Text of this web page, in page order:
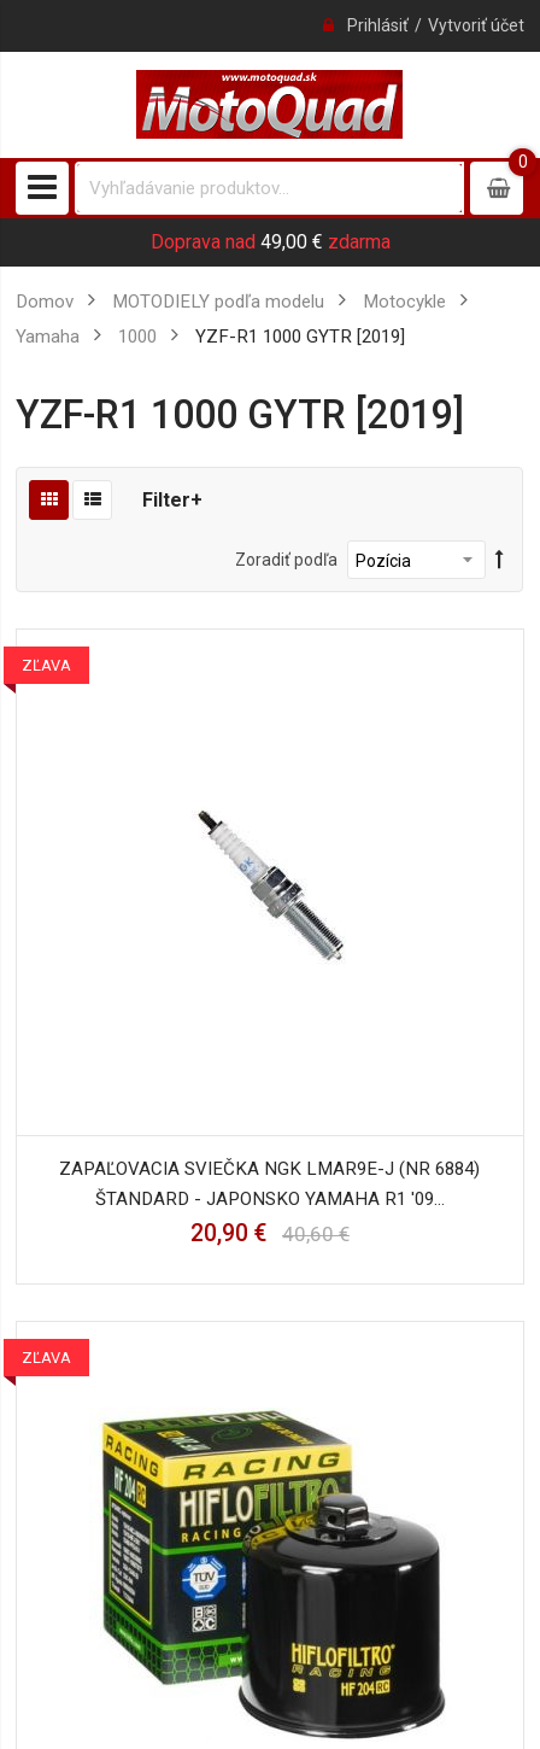
Prihlásiť Vytvoriť účet
0
0item
Doprava nad 49,00 € zdarma
Domov MOTODIELY podľa modelu
Motocykle
Yamaha
1000 YZF-R1 1000 GYTR [2019]
YZF-R1 1000 GYTR [2019]
Filter+
Zoradiť podľa
ZĽAVA
ZAPAĽOVACIA SVIEČKA NGK LMAR9E-J (NR 6884)
ŠTANDARD - JAPONSKO YAMAHA R1 '09...
20,90 € 40,60 €
ZĽAVA